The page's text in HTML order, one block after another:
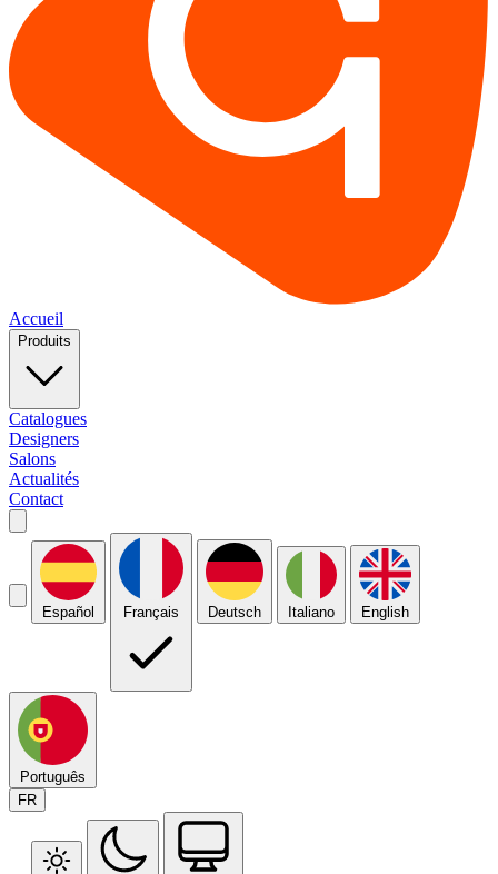
Accueil
Produits
Catalogues
Designers
Salons
Actualités
Contact
Español Français Deutsch Italiano English
Português
FR